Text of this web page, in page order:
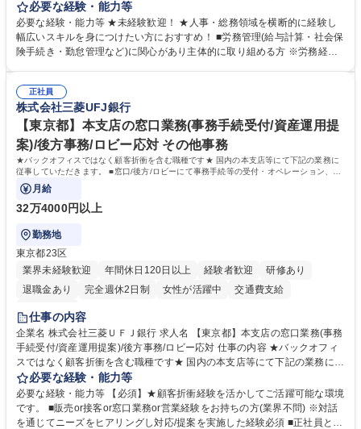
任せいたします。将来は総務・採用・教育業務へ守備範囲を広げ、組織運
営を支えるゼネラリストをめざせます。 ・初期業務：労働時間管理、給与
計算、社会保険対応、福利厚生管理、安全衛生、健康経営推進等をお任せ
します。ご経験に応じて、休職者管理など、幅広く経験を積んでいただき
幅広く経験を積みたい意欲がある方に最適な環境です。 募集職種 【総
務・人事】未経験歓迎/日立グループ/組織運営を支えるゼネラリストを目
指す
必要な経験・能力等
必要な経験・能力等 ★未経験歓迎！ ★人事・総務領域を横断的に経験し
幅広いスキルを身につけたい方におすすめ！ ■労務管理(給与計算・社会保
険手続き・勤怠管理など)に関心があり主体的に取り組める方 ※労務経験
のご経験 ■労務管理（給与計算・社会保険手続き・勤怠管理など）の経験
■衛生管理者の資格をお持ちの方 学歴・資格 学歴：大学院 大学 高専 短大
専修学校 高校 語学力： 資格：
正社員
株式会社三菱UFJ銀行
【東京都】本支店の窓口業務(事務手続受付/資産運用提
案)/後方事務/ロビー応対 その他事務
★バックオフィスではなく顧客折衝を含む職種です★ 国内の本支店等にて下記の業務に
従事していただきます。 ■窓口/後方/ロビーにて事務手続等の受付・オペレーション、お
客様対応
月給
32万4000円以上
勤務地
東京都23区
業界未経験歓迎
年間休日120日以上 経験者歓迎
研修あり
退職金あり
完全週休2日制 女性が活躍中
交通費支給
土日祝休み
仕事の内容
企業名 株式会社三菱ＵＦＪ銀行 求人名 【東京都】本支店の窓口業務(事務
手続受付/資産運用提案)/後方事務/ロビー応対 仕事の内容 ★バックオフィ
スではなく顧客折衝を含む職種です★ 国内の本支店等にて下記の業務に従
事していただきます。 ■窓口/後方/ロビーにて事務手続等の受付・オペレ
ーション、お客様対応 ■窓口にて、ご来店された個人のお客様に対して金
融商品のご提案 ■効率的な事務運用の検討・構築等 ≪業務紹介：ご応募前
に必ずご覧ください≫ ※記事 https://www.mysite.bk.mufg.jp/career/circle/
必要な経験・能力等
必要な経験・能力等 【必須】★顧客折衝経験を活かしてご活躍可能な環境
です。 ■販売or接客or窓口業務or営業経験をお持ちの方(業界不問) ※対話
を通じてニーズをヒアリングし対応/提案を実施した経験必須 ■正社員とし